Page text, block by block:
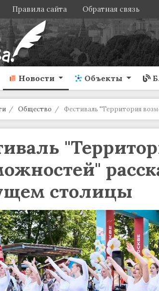
Правила сайта Обратная связь
Новости Объекты
Общество Фестиваль "Территория
столицы